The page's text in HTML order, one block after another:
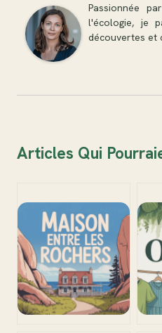
Passionnée
l'écologie, je
découvertes et
Articles Qui